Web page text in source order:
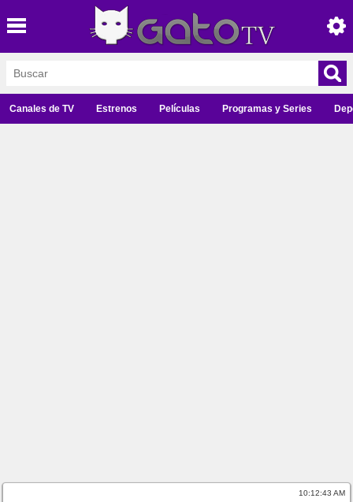
Canales de TV Estrenos Películas Programas y Series
10:12:43 AM